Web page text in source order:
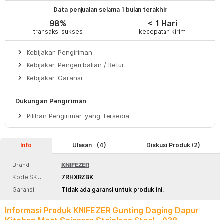
Data penjualan selama 1 bulan terakhir
98%
transaksi sukses
< 1 Hari
kecepatan kirim
keyboard_arrow_right Kebijakan Pengiriman
keyboard_arrow_right Kebijakan Pengembalian / Retur
keyboard_arrow_right Kebijakan Garansi
Dukungan Pengiriman
keyboard_arrow_right Pilihan Pengiriman yang Tersedia
Info Ulasan (4) Diskusi Produk (2)
Brand
KNIFEZER
Kode SKU
7RHXRZBK
Garansi
Tidak ada garansi untuk produk ini.
Informasi Produk KNIFEZER Gunting Daging Dapur